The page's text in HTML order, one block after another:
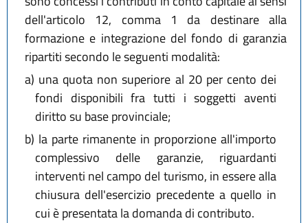
dell'articolo 12, comma 1 da destinare alla
formazione e integrazione del fondo di garanzia
ripartiti secondo le seguenti modalità:
a) una quota non superiore al 20 per cento dei
fondi disponibili fra tutti i soggetti aventi
diritto su base provinciale;
b) la parte rimanente in proporzione all'importo
complessivo delle garanzie, riguardanti
interventi nel campo del turismo, in essere alla
chiusura dell'esercizio precedente a quello in
cui è presentata la domanda di contributo.